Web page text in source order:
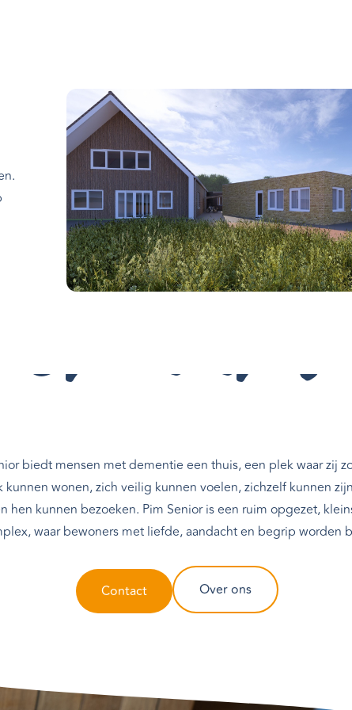
en
biedt mensen met dementie een thuis, een plek waar zij
wonen, zich veilig kunnen voelen, zichzelf kunnen
hen kunnen bezoeken. Pim Senior is een ruim opgezet,
waar bewoners met liefde, aandacht en begrip worden
Contact Over ons